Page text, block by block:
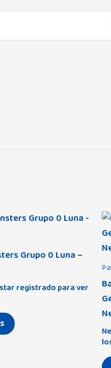
Grupo 0 Luna –
registrado para ver